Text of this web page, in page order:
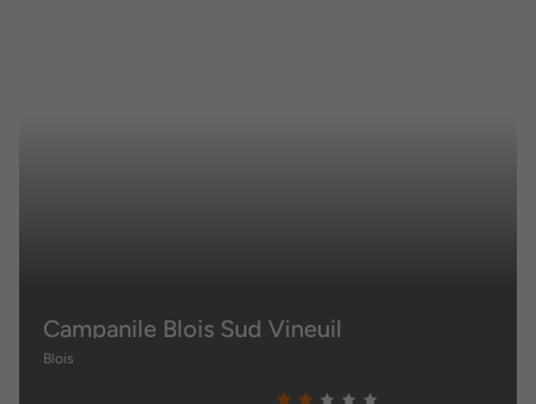
Campanile Blois Sud Vineuil
Blois